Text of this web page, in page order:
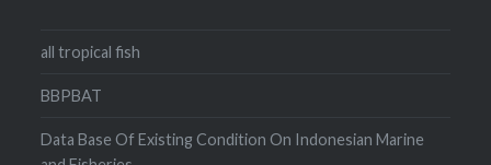
all tropical fish
BBPBAT
Data Base Of Existing Condition On Indonesian Marine